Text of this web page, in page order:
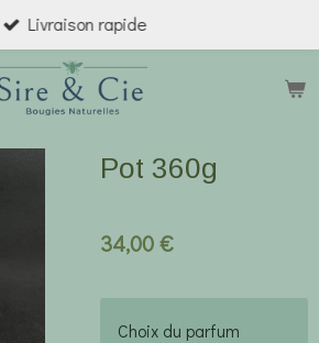
Livraison rapide
Pot 360g
34,00 €
Choix du parfum